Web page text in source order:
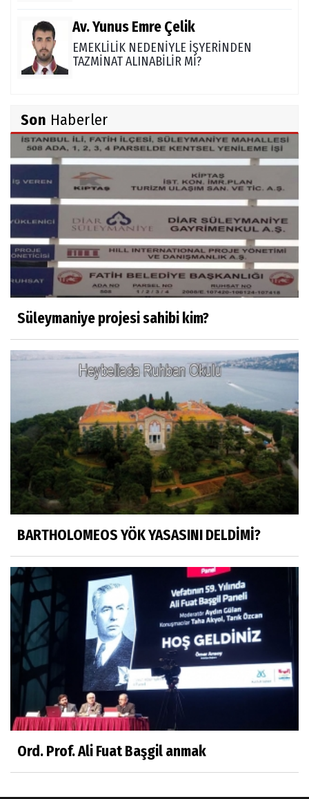
Av. Yunus Emre Çelik
EMEKLİLİK NEDENİYLE İŞYERİNDEN
TAZMİNAT ALINABİLİR Mİ?
TÜRK DEVLETLERİ TEŞKİLATI'NI ANLAMAK
M. Şevket Atalay
Nüfus ve Seçmen sayıları tutarsızlığı
Misafir Yazar
Yapay zekâ platformlarında ebeveyn
kontrolü sağlamak
OLANIN ÖZETİ!.
HÜSEYİN MOVİT
HÜSEYİN MOVİT ABİMİZİN SON
PAYLAŞIMLARI
Prof. Dr. Nevzat Gözaydın
"Bir gecede millet cahil kaldı Alfabemiz
Sosyal medya
Gönenli Mehmet efendi kıssalarından biri
RIZK
Arşiv haberlerimiz
TÜRKİYEYE DEMOKRASI ŞIP DİYE GELMEDİ
Süleyman Aydın
Ali Karaca
Son Haberler
Süleymaniye projesi sahibi kim?
BARTHOLOMEOS YÖK YASASINI DELDİMİ?
Ord. Prof. Ali Fuat Başgil anmak